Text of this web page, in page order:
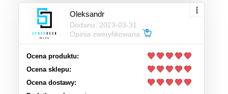
Oleksandr
Dodano: 2023-03-31
Opinia zweryfikowana
Ocena produktu:
Ocena sklepu:
Ocena dostawy: